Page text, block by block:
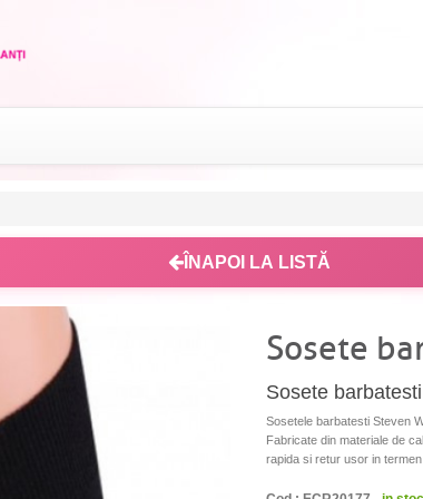
ÎNAPOI LA LISTĂ
Sosete
Sosete
Sosetele barbatesti Steven
Fabricate din materiale de
rapida si retur usor in termen